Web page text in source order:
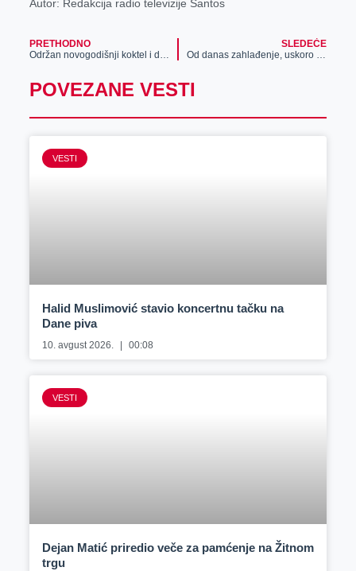
Autor: Redakcija radio televizije Santos
PRETHODNO
Održan novogodišnji koktel i dodeljene Nagrade grada Zrenjanina za 2014. godinu
SLEDEĆE
Od danas zahlađenje, uskoro i sneg
POVEZANE VESTI
VESTI
Halid Muslimović stavio koncertnu tačku na
Dane piva
10. avgust 2026. 00:08
VESTI
Dejan Matić priredio veče za pamćenje na Žitnom
trgu